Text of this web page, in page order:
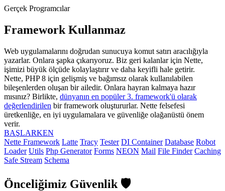
Gerçek Programcılar
Framework Kullanmaz
Web uygulamalarını doğrudan sunucuya komut satırı aracılığıyla
yazarlar. Onlara şapka çıkarıyoruz. Biz geri kalanlar için Nette,
işimizi büyük ölçüde kolaylaştırır ve daha keyifli hale getirir.
Nette, PHP 8 için gelişmiş ve bağımsız olarak kullanılabilen
bileşenlerden oluşan bir ailedir. Onlara hayran kalmaya hazır
mısınız? Birlikte, dünyanın en popüler 3. framework'ü olarak
değerlendirilen bir framework oluştururlar. Nette felsefesi
üretkenliğe, en iyi uygulamalara ve güvenliğe olağanüstü önem
verir.
BAŞLARKEN
Nette Framework Latte Tracy Tester DI Container Database Robot
Loader Utils Php Generator Forms NEON Mail File Finder Caching
Safe Stream Schema
Önceliğimiz Güvenlik 🛡️